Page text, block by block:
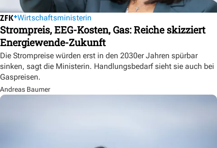
Wirtschaftsministerin
Strompreis, EEG-Kosten, Gas: Reiche skizziert
Energiewende-Zukunft
Die Strompreise würden erst in den 2030er Jahren spürbar
sinken, sagt die Ministerin. Handlungsbedarf sieht sie auch bei
Gaspreisen.
Andreas Baumer